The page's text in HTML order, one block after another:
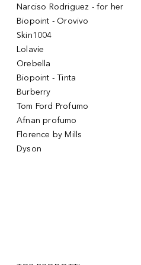
Narciso Rodriguez - for her
Biopoint - Orovivo
Skin1004
Lolavie
Orebella
Biopoint - Tinta
Burberry
Tom Ford Profumo
Afnan profumo
Florence by Mills
Dyson